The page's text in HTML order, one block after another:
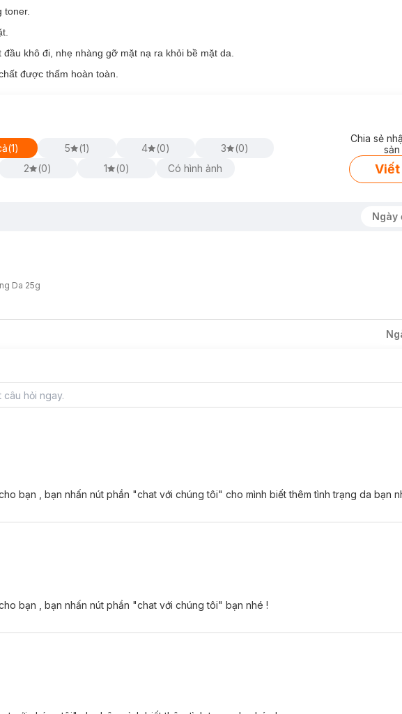
lành tính, tương thích với làn da giúp cấp ẩm sâu, giữ ẩm và dưỡng sáng hiệu quả.
sắc tố da, da sẽ đều màu lên thấy rõ.
ngừa oxi hoá, mang đến cảm giác tươi mát và cấp ẩm tức thì gúp làn da được thu giãn,
từ sâu bên trong, cải thiện sắc tố da, giúp mang đến cho bạn làn da đều màu.
có bổ sung
toner.
khô đi, nhẹ nhàng gỡ mặt nạ ra khỏi bề mặt da.
được thấm hoàn toàn.
(1) 5 (1) 4 (0) 3 (0)
2
(0) 1 (0) Có hình ảnh
Chia sẻ
Viết
Ngày
Da 25g
bạn , bạn nhấn nút phần "chat với chúng tôi" cho mình biết thêm tình trạng da bạn
bạn , bạn nhấn nút phần "chat với chúng tôi" bạn nhé !